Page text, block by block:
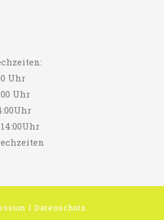
Uhr
Uhr
I Datenschutz